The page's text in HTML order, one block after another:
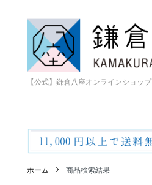
【公式】鎌倉八座オンラインショップ
ホーム 商品検索結果